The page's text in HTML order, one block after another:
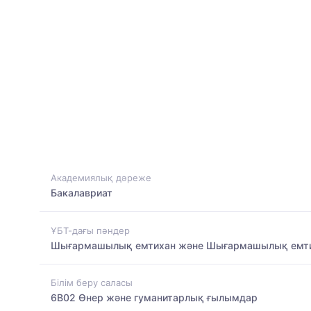
Академиялық дәреже
Бакалавриат
ҰБТ-дағы пәндер
Шығармашылық емтихан және Шығармашылық
Білім беру саласы
6B02 Өнер және гуманитарлық ғылымдар